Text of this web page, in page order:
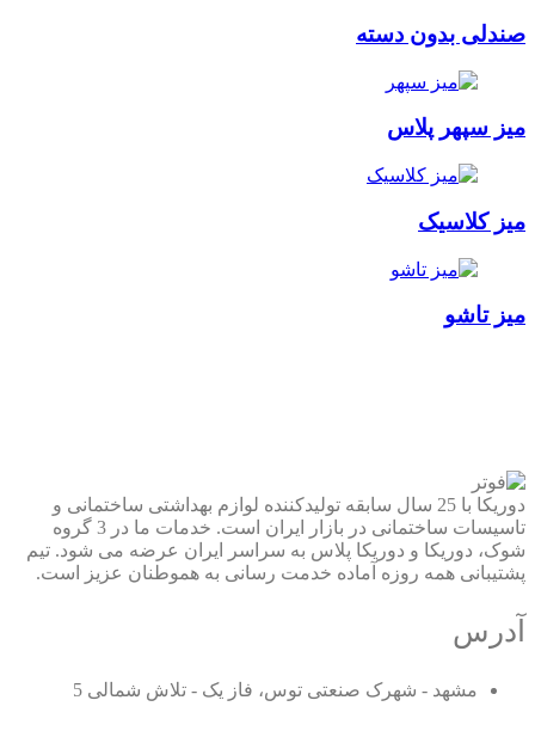
صندلی بدون دسته
میز سپهر پلاس
میز کلاسیک
میز تاشو
دوریکا با 25 سال سابقه تولیدکننده لوازم بهداشتی ساختمانی و
تاسیسات ساختمانی در بازار ایران است. خدمات ما در 3 گروه
شوک، دوریکا و دوریکا پلاس به سراسر ایران عرضه می شود. تیم
پشتیبانی همه روزه آماده خدمت رسانی به هموطنان عزیز است.
آدرس
مشهد - شهرک صنعتی توس، فاز یک - تلاش شمالی 5